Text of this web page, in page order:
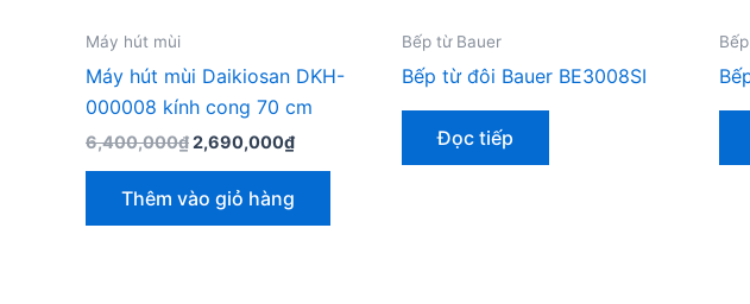
Máy hút mùi
Máy hút mùi Daikiosan DKH-
000008 kính cong 70 cm
6,400,000₫Giá
6,400,000₫.
2,690,000₫Giá
2,690,000₫.
Thêm vào giỏ hàng
Bếp từ Bauer
Bếp từ đôi Bauer BE3008SI
Đọc tiếp